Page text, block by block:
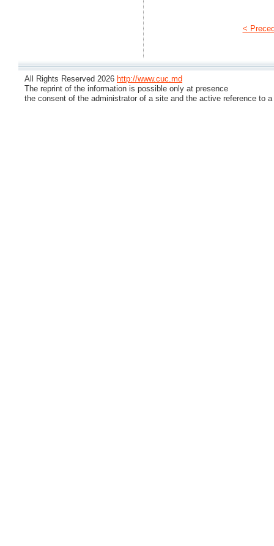
<
All Rights Reserved 2026 http://www.cuc.md
The reprint of the information is possible only at presence
the consent of the administrator of a site and the active reference to